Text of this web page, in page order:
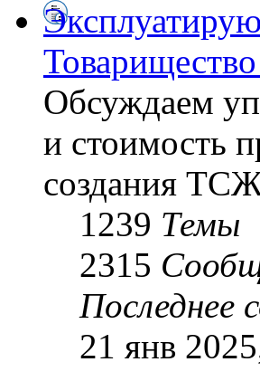
Обсуждаем
и стоимость
создания
1239 Темы
2315
Последнее
21 янв